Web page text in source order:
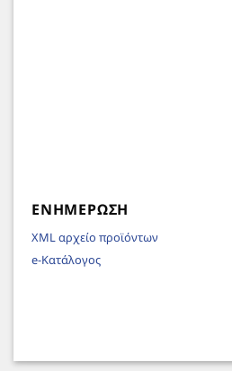
ΕΝΗΜΈΡΩΣΗ
XML αρχείο προϊόντων
e-Κατάλογος